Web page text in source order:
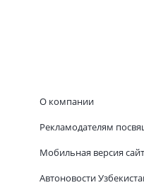
О компании
Рекламодателям
Мобильная версия
Автоновости